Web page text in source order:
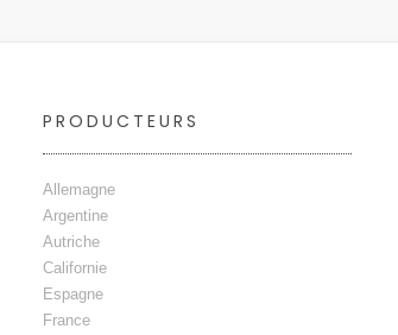
PRODUCTEURS
Allemagne
Argentine
Autriche
Californie
Espagne
France